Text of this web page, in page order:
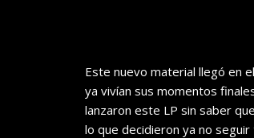
Este nuevo material llegó en
ya vivían sus momentos
lanzaron este LP sin saber
lo que decidieron ya no